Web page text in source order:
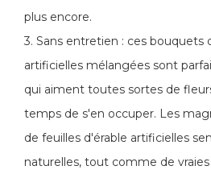
plus encore.
3. Sans entretien : ces bouquets
artificielles mélangées sont
qui aiment toutes sortes de
temps de s'en occuper. Les
de feuilles d'érable artificielles
naturelles, tout comme de